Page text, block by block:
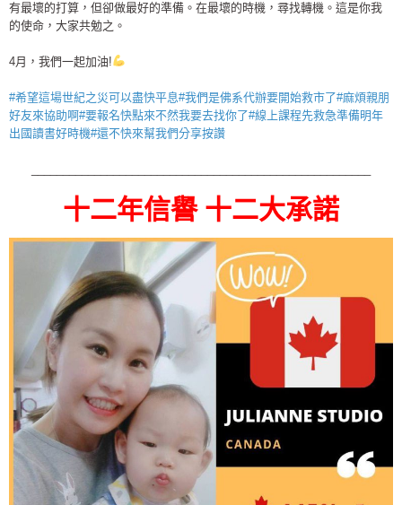
有最壞的打算，但卻做最好的準備。在最壞的時機，尋找轉機。這是你我
的使命，大家共勉之。
4月，我們一起加油!
#希望這場世紀之災可以盡快平息#我們是佛系代辦要開始救市了#麻煩親朋
好友來協助啊#要報名快點來不然我要去找你了#線上課程先救急準備明年
出國讀書好時機#還不快來幫我們分享按讚
十二年信譽 十二大承諾